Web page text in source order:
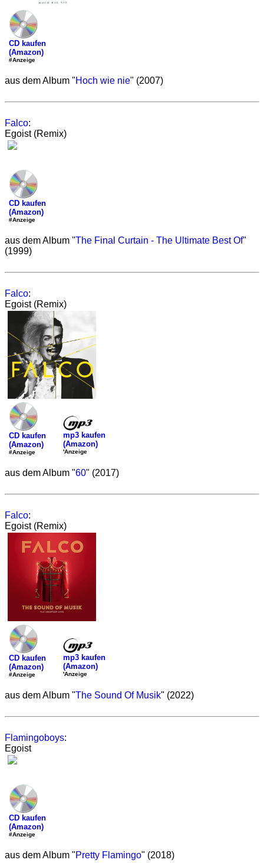
CD kaufen
(Amazon)
#Anzeige
aus dem Album "Hoch wie nie" (2007)
Falco:
Egoist (Remix)
CD kaufen
(Amazon)
#Anzeige
aus dem Album "The Final Curtain - The Ultimate Best Of"
(1999)
Falco:
Egoist (Remix)
CD kaufen
(Amazon)
#Anzeige
mp3 kaufen
(Amazon)
'Anzeige
aus dem Album "60" (2017)
Falco:
Egoist (Remix)
CD kaufen
(Amazon)
#Anzeige
mp3 kaufen
(Amazon)
'Anzeige
aus dem Album "The Sound Of Musik" (2022)
Flamingoboys:
Egoist
CD kaufen
(Amazon)
#Anzeige
aus dem Album "Pretty Flamingo" (2018)